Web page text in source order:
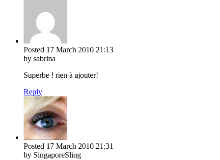
Posted 17 March 2010 21:13
by sabrina
Superbe ! rien à ajouter!
Reply
Posted 17 March 2010 21:31
by SingaporeSling